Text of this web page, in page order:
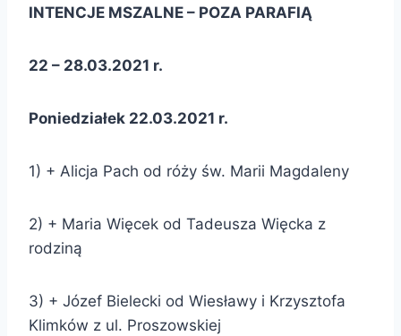
INTENCJE MSZALNE – POZA PARAFIĄ
22 – 28.03.2021 r.
Poniedziałek 22.03.2021 r.
1) + Alicja Pach od róży św. Marii Magdaleny
2) + Maria Więcek od Tadeusza Więcka z
rodziną
3) + Józef Bielecki od Wiesławy i Krzysztofa
Klimków z ul. Proszowskiej